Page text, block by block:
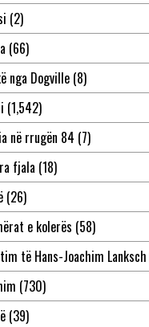
(2)
(66)
nga Dogville(8)
(1,542)
në rrugën 84 (7)
fjala (18)
(26)
e kolerës (58)
të Hans-Joachim Lanksch
(730)
(39)